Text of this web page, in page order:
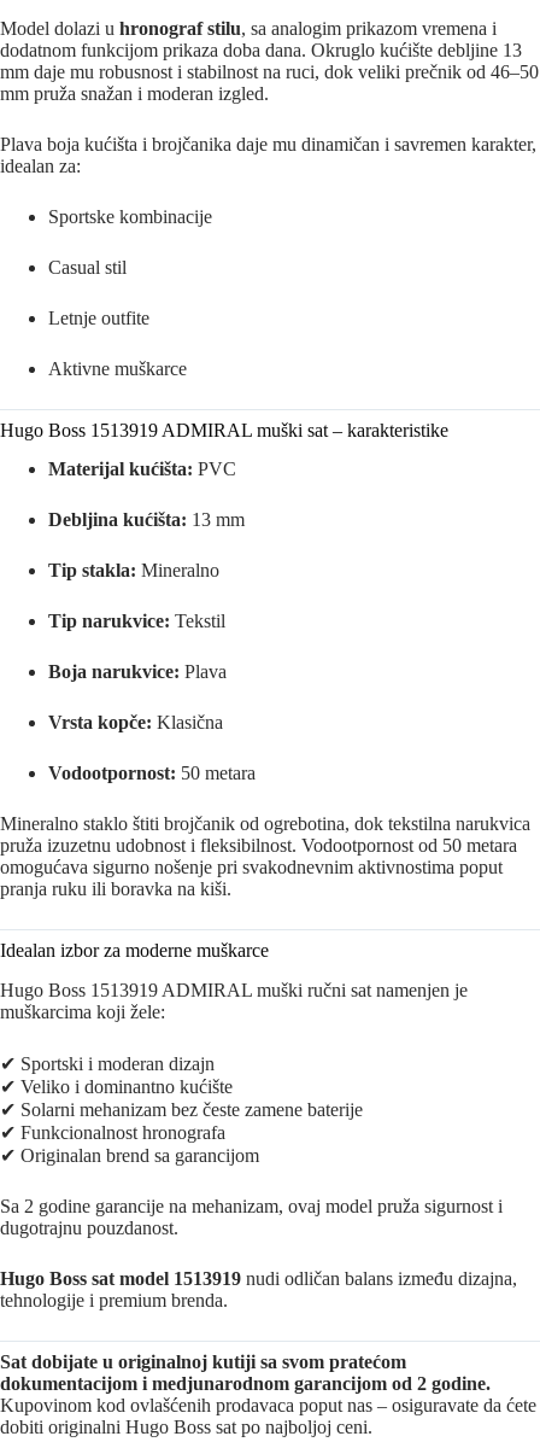
Model dolazi u hronograf stilu, sa analogim prikazom vremena i
dodatnom funkcijom prikaza doba dana. Okruglo kućište debljine 13
mm daje mu robusnost i stabilnost na ruci, dok veliki prečnik od 46–50
mm pruža snažan i moderan izgled.
Plava boja kućišta i brojčanika daje mu dinamičan i savremen karakter,
idealan za:
Sportske kombinacije
Casual stil
Letnje outfite
Aktivne muškarce
Hugo Boss 1513919 ADMIRAL muški sat – karakteristike
Materijal kućišta: PVC
Debljina kućišta: 13 mm
Tip stakla: Mineralno
Tip narukvice: Tekstil
Boja narukvice: Plava
Vrsta kopče: Klasična
Vodootpornost: 50 metara
Mineralno staklo štiti brojčanik od ogrebotina, dok tekstilna narukvica
pruža izuzetnu udobnost i fleksibilnost. Vodootpornost od 50 metara
omogućava sigurno nošenje pri svakodnevnim aktivnostima poput
pranja ruku ili boravka na kiši.
Idealan izbor za moderne muškarce
Hugo Boss 1513919 ADMIRAL muški ručni sat namenjen je
muškarcima koji žele:
✔ Sportski i moderan dizajn
✔ Veliko i dominantno kućište
✔ Solarni mehanizam bez česte zamene baterije
✔ Funkcionalnost hronografa
✔ Originalan brend sa garancijom
Sa 2 godine garancije na mehanizam, ovaj model pruža sigurnost i
dugotrajnu pouzdanost.
Hugo Boss sat model 1513919 nudi odličan balans između dizajna,
tehnologije i premium brenda.
Sat dobijate u originalnoj kutiji sa svom pratećom
dokumentacijom i medjunarodnom garancijom od 2 godine.
Kupovinom kod ovlašćenih prodavaca poput nas – osiguravate da ćete
dobiti originalni Hugo Boss sat po najboljoj ceni.